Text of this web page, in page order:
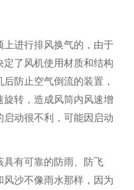
上进行排风换气的，由于
了风机使用材质和结构
防止空气倒流的装置，
转，造成风筒内风速增
动很不利，可能因启动
具有可靠的防雨、防飞
沙不像雨水那样，因为